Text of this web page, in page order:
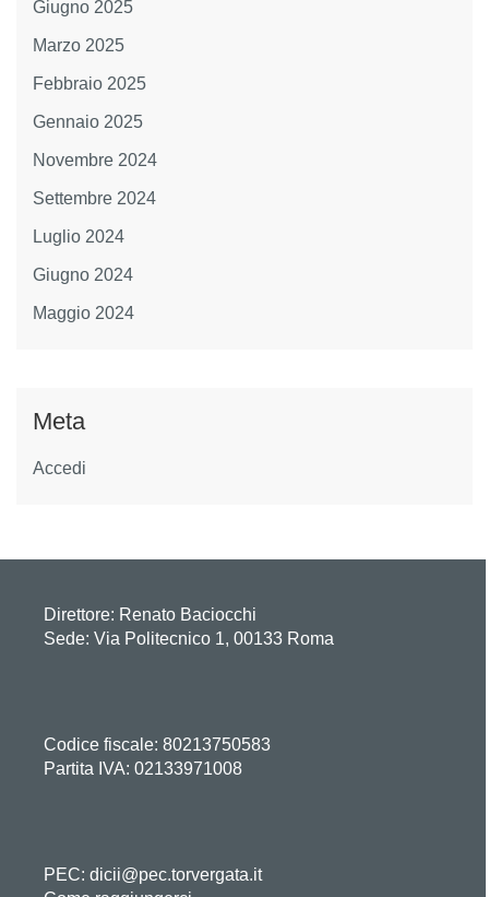
Giugno 2025
Marzo 2025
Febbraio 2025
Gennaio 2025
Novembre 2024
Settembre 2024
Luglio 2024
Giugno 2024
Maggio 2024
Meta
Accedi
Direttore: Renato Baciocchi
Sede: Via Politecnico 1, 00133 Roma
Codice fiscale: 80213750583
Partita IVA: 02133971008
PEC: dicii@pec.torvergata.it